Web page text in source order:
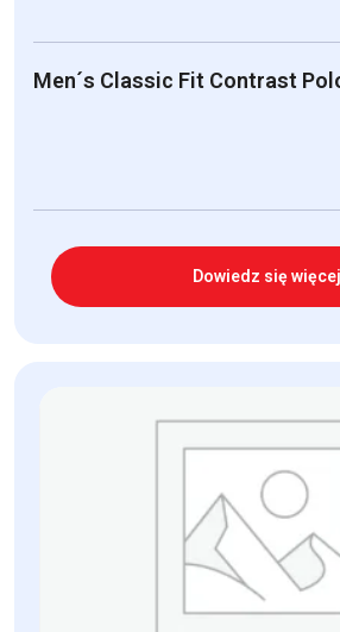
Men´s Classic Fit Contrast
Dowiedz się więcej